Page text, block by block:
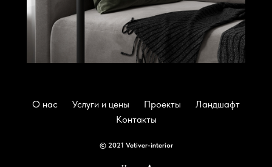
О нас Услуги и цены Проекты
Ландшафт
Контакты
© 2021 Vetiver-interior